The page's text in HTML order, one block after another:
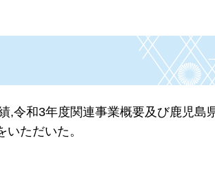
,令和3年度関連事業概要及び鹿児島
ただいた。